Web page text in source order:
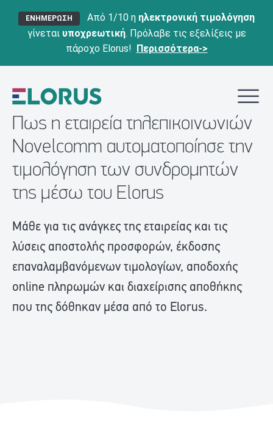
ΕΝΗΜΕΡΩΣΗ Από 1/10 η ηλεκτρονική τιμολόγηση
γίνεται υποχρεωτική. Πρόλαβε τις εξελίξεις με
πάροχο Elorus! Περισσότερα->
Πως η εταιρεία τηλεπικοινωνιών
Novelcomm αυτοματοποίησε την
τιμολόγηση των συνδρομητών
της μέσω του Elorus
Μάθε για τις ανάγκες της εταιρείας και τις
λύσεις αποστολής προσφορών, έκδοσης
επαναλαμβανόμενων τιμολογίων, αποδοχής
online πληρωμών και διαχείρισης αποθήκης
που της δόθηκαν μέσα από το Elorus.